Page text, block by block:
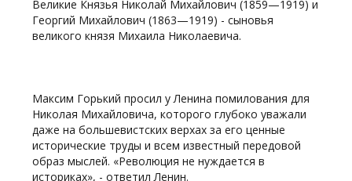
Великие Князья Николай Михайлович (1859—1919) и
Георгий Михайлович (1863—1919) - сыновья
великого князя Михаила Николаевича.
Максим Горький просил у Ленина помилования для
Николая Михайловича, которого глубоко уважали
даже на большевистских верхах за его ценные
исторические труды и всем известный передовой
образ мыслей. «Революция не нуждается в
историках», - ответил Ленин.